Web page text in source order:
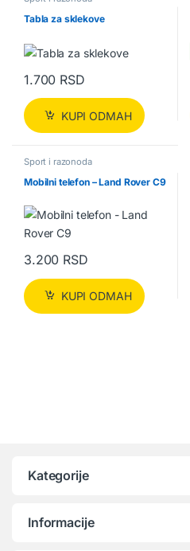
Tabla za sklekove
1.700 RSD
KUPI ODMAH
Sport i razonoda
Mobilni telefon – Land Rover C9
3.200 RSD
KUPI ODMAH
Kategorije
Informacije